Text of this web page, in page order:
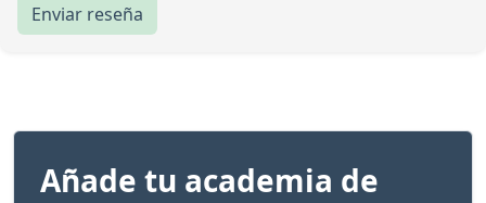
Enviar reseña
Añade tu academia de